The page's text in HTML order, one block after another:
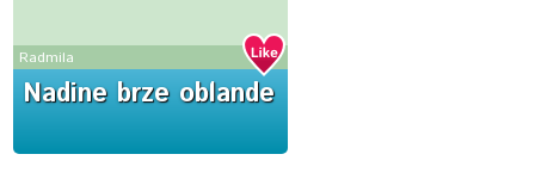
Radmila
Nadine brze oblande